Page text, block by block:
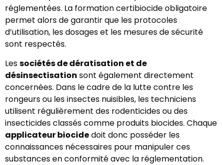
réglementées. La formation certibiocide obligatoire
permet alors de garantir que les protocoles
d’utilisation, les dosages et les mesures de sécurité
sont respectés.
Lessociétés de dératisation et de
désinsectisation sont également directement
concernées. Dans le cadre de la lutte contre les
rongeurs ou les insectes nuisibles, les techniciens
utilisent régulièrement des rodenticides ou des
insecticides classés comme produits biocides. Chaque
applicateur biocidedoit donc posséder les
connaissances nécessaires pour manipuler ces
substances en conformité avec la réglementation.